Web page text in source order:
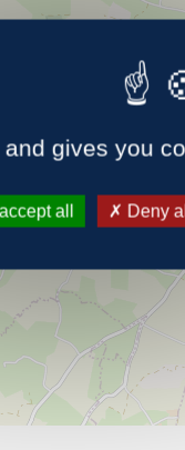
gives you
all Deny